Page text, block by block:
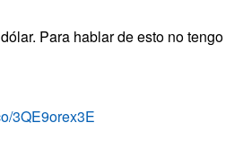
Para hablar de esto no tengo
3QE9orex3E